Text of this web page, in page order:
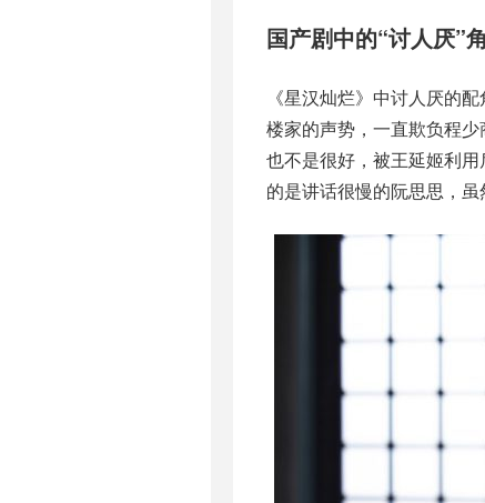
国产剧中的“讨人厌”
《星汉灿烂》中讨人厌的
楼家的声势，一直欺负程
也不是很好，被王延姬利
的是讲话很慢的阮思思，